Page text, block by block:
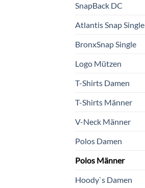
SnapBack DC
Atlantis Snap Single
BronxSnap Single
Logo Mützen
T-Shirts Damen
T-Shirts Männer
V-Neck Männer
Polos Damen
Polos Männer
Hoody`s Damen